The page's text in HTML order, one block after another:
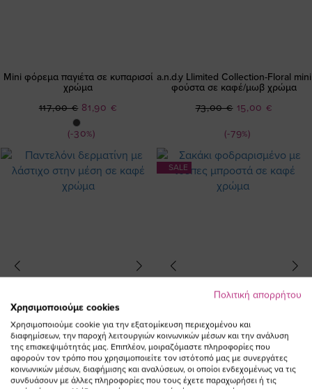
Mini φόρεμα παγιέτα σε κυπαρισσί
χρώμα
(-30%)
Ειδική
81,90 €
117,00 €
a.n.d.y Llimited Collection-Floral mini
φούστα σε καφέ/μωβ χρώμα
(-79%)
Ειδική
15,00 €
73,00 €
SALE
Πολιτική απορρήτου
Χρησιμοποιούμε cookies
Χρησιμοποιούμε cookie για την εξατομίκευση περιεχομένου και
διαφημίσεων, την παροχή λειτουργιών κοινωνικών μέσων και την ανάλυση
της επισκεψιμότητάς μας. Επιπλέον, μοιραζόμαστε πληροφορίες που
αφορούν τον τρόπο που χρησιμοποιείτε τον ιστότοπό μας με συνεργάτες
κοινωνικών μέσων, διαφήμισης και αναλύσεων, οι οποίοι ενδεχομένως να τις
συνδυάσουν με άλλες πληροφορίες που τους έχετε παραχωρήσει ή τις